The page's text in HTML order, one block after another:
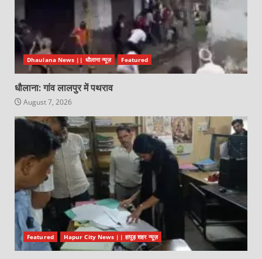
Dhaulana News || धौलाना न्यूज़ Featured
धौलाना: गांव लालपुर में पथराव
August 7, 2026
Featured Hapur City News || हापुड़ शहर न्यूज़